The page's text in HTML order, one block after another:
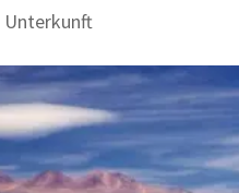
Unterkunft